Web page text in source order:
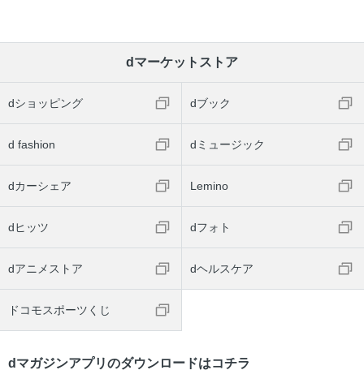
dマーケットストア
dショッピング dブック
d fashion dミュージック
dカーシェア Lemino
dヒッツ dフォト
dアニメストア dヘルスケア
ドコモスポーツくじ
dマガジンアプリのダウンロードはコチラ